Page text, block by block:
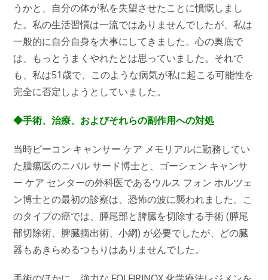
うかと、自分の体が私を失望させたことに憤慨しまし
た。私の生活習慣は一流ではありませんでしたが、私は
一般的に自分自身を大事にしてきました。心の奥底で
は、もっとうまくやれたとは思っていました。それで
も、私は51歳で、このような病気が私に起こる可能性を
完全に否定しようとしていました。
◆手術、治療、およびそれらの副作用への対処
当時ビーコン キャンサー ケア メモリアルに勤務してい
た腫瘍医のニバル サード博士と、ゴーシェン キャンサ
ー ケア センターの外科医であるウルス フォン ホルツェ
ン博士との最初の診察は、恐怖の波に襲われました。こ
のタイプの癌では、膵尾部と脾臓を切除する手術 (膵尾
部切除術、脾臓摘出術、小網) が必要でしたが、どの臓
器もあきらめるつもりはありませんでした。